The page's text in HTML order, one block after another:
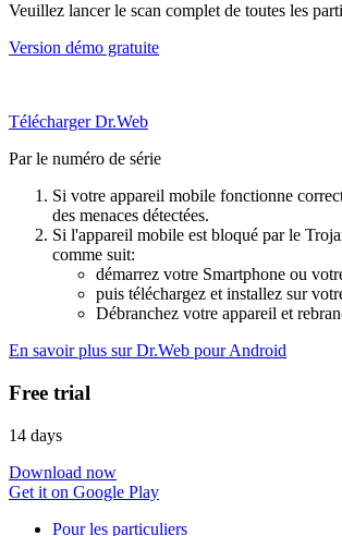
Veuillez lancer le scan complet de toutes les
Version démo gratuite
Télécharger Dr.Web
Par le numéro de série
Si votre appareil mobile fonctionne
des menaces détectées.
Si l'appareil mobile est bloqué par le
comme suit:
démarrez votre Smartphone ou
puis téléchargez et installez sur
Débranchez votre appareil et
En savoir plus sur Dr.Web pour Android
Free trial
14 days
Download now
Get it on Google Play
Pour les particuliers